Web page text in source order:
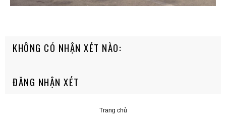
KHÔNG CÓ NHẬN XÉT NÀO:
ĐĂNG NHẬN XÉT
Trang chủ